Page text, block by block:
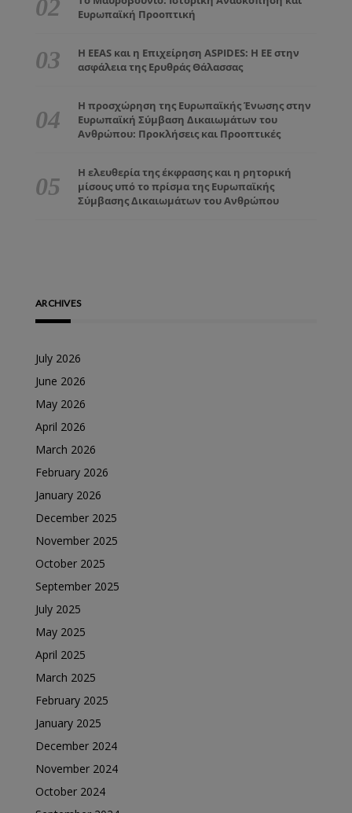
Ευρωπαϊκή Προοπτική
Η EEAS και η Επιχείρηση ASPIDES: Η ΕΕ στην
ασφάλεια της Ερυθράς Θάλασσας
Η προσχώρηση της Ευρωπαϊκής Ένωσης στην
Ευρωπαϊκή Σύμβαση Δικαιωμάτων του
Ανθρώπου: Προκλήσεις και Προοπτικές
Η ελευθερία της έκφρασης και η ρητορική
μίσους υπό το πρίσμα της Ευρωπαϊκής
Σύμβασης Δικαιωμάτων του Ανθρώπου
ARCHIVES
July 2026
June 2026
May 2026
April 2026
March 2026
February 2026
January 2026
December 2025
November 2025
October 2025
September 2025
July 2025
May 2025
April 2025
March 2025
February 2025
January 2025
December 2024
November 2024
October 2024